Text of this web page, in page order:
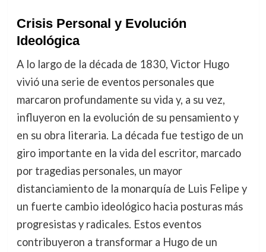
Crisis Personal y Evolución
Ideológica
A lo largo de la década de 1830, Victor Hugo
vivió una serie de eventos personales que
marcaron profundamente su vida y, a su vez,
influyeron en la evolución de su pensamiento y
en su obra literaria. La década fue testigo de un
giro importante en la vida del escritor, marcado
por tragedias personales, un mayor
distanciamiento de la monarquía de Luis Felipe y
un fuerte cambio ideológico hacia posturas más
progresistas y radicales. Estos eventos
contribuyeron a transformar a Hugo de un